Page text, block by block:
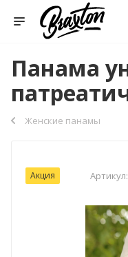
Панама
Женские панамы
Акция Артикул: